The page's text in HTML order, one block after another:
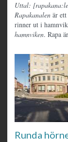
Uttal:
Rapakanalen är ett
rinner ut i
hamnviken. Rapa
Runda